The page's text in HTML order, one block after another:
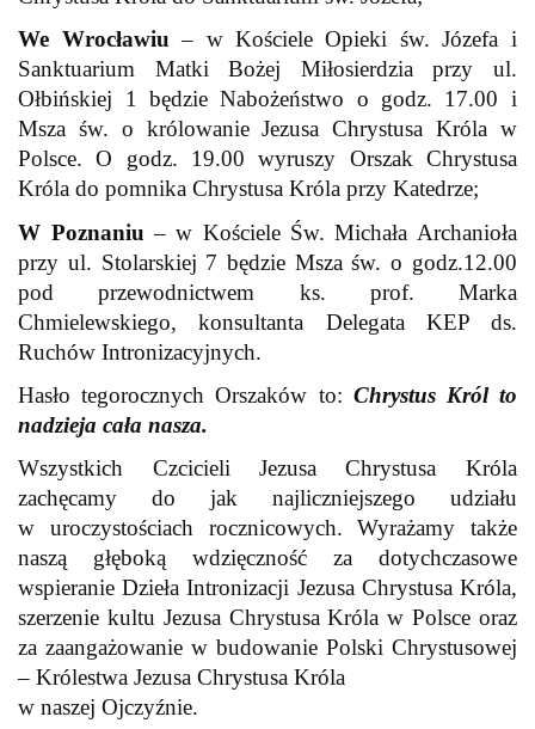
We Wrocławiu – w Kościele Opieki św. Józefa i
Sanktuarium Matki Bożej Miłosierdzia przy ul.
Ołbińskiej 1 będzie Nabożeństwo o godz. 17.00 i
Msza św. o królowanie Jezusa Chrystusa Króla w
Polsce. O godz. 19.00 wyruszy Orszak Chrystusa
Króla do pomnika Chrystusa Króla przy Katedrze;
W Poznaniu – w Kościele Św. Michała Archanioła
przy ul. Stolarskiej 7 będzie Msza św. o godz.12.00
pod przewodnictwem ks. prof. Marka
Chmielewskiego, konsultanta Delegata KEP ds.
Ruchów Intronizacyjnych.
Hasło tegorocznych Orszaków to: Chrystus Król to
nadzieja cała nasza.
Wszystkich Czcicieli Jezusa Chrystusa Króla
zachęcamy do jak najliczniejszego udziału
w uroczystościach rocznicowych. Wyrażamy także
naszą głęboką wdzięczność za dotychczasowe
wspieranie Dzieła Intronizacji Jezusa Chrystusa Króla,
szerzenie kultu Jezusa Chrystusa Króla w Polsce oraz
za zaangażowanie w budowanie Polski Chrystusowej
– Królestwa Jezusa Chrystusa Króla
w naszej Ojczyźnie.